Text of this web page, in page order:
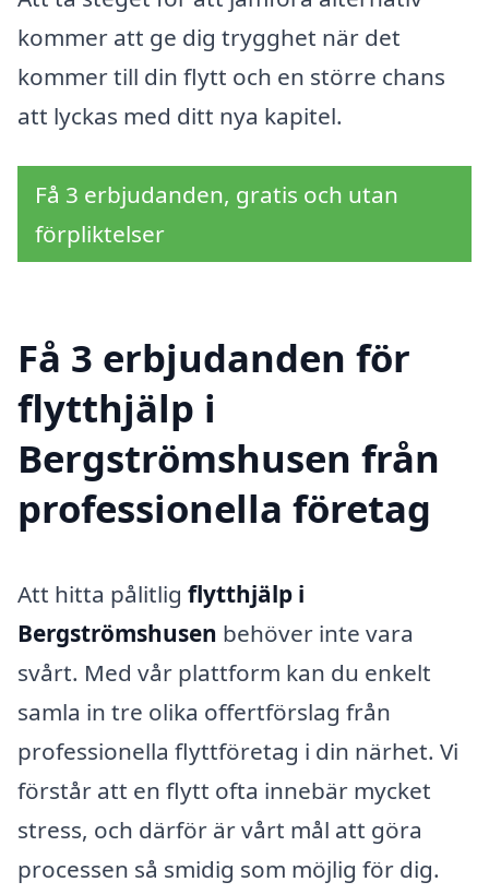
kommer att ge dig trygghet när det
kommer till din flytt och en större chans
att lyckas med ditt nya kapitel.
Få 3 erbjudanden, gratis och utan
förpliktelser
Få 3 erbjudanden för
flytthjälp i
Bergströmshusen från
professionella företag
Att hitta pålitlig flytthjälp i
Bergströmshusen behöver inte vara
svårt. Med vår plattform kan du enkelt
samla in tre olika offertförslag från
professionella flyttföretag i din närhet. Vi
förstår att en flytt ofta innebär mycket
stress, och därför är vårt mål att göra
processen så smidig som möjlig för dig.